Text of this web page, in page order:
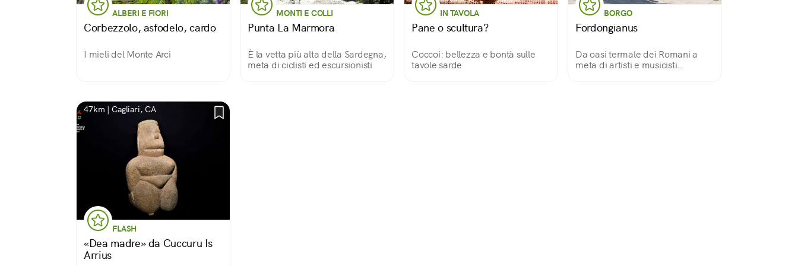
ALBERI E FIORI
Corbezzolo, asfodelo, cardo
I mieli del Monte Arci
MONTI E COLLI
Punta La Marmora
È la vetta più alta della Sardegna,
meta di ciclisti ed escursionisti
IN TAVOLA
Pane o scultura?
Coccoi: bellezza e bontà sulle
tavole sarde
BORGO
Fordongianus
Da oasi termale dei Romani a
meta di artisti e musicisti
47km | Cagliari, CA
FLASH
«Dea madre» da Cuccuru Is
Arrius